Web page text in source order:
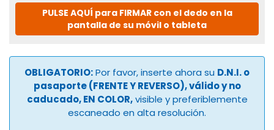
PULSE AQUÍ para FIRMAR con el dedo en la
pantalla de su móvil o tableta
OBLIGATORIO:Por favor, inserte ahora su D.N.I. o
pasaporte (FRENTE Y REVERSO), válido y no
caducado, EN COLOR,visible y preferiblemente
escaneado en alta resolución.